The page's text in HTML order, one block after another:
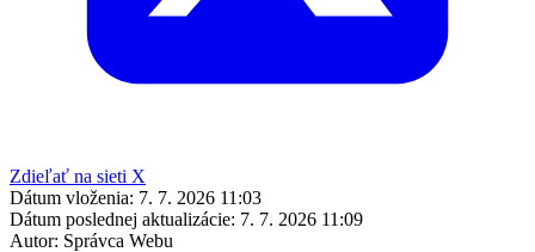
Zdieľať na sieti X
Dátum vloženia: 7. 7. 2026 11:03
Dátum poslednej aktualizácie: 7. 7. 2026 11:09
Autor: Správca Webu